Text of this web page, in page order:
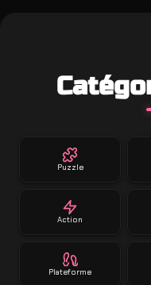
Puzzle
Action
Plateforme